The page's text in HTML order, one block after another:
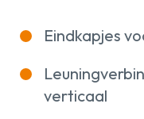
Eindkapjes
verticaal